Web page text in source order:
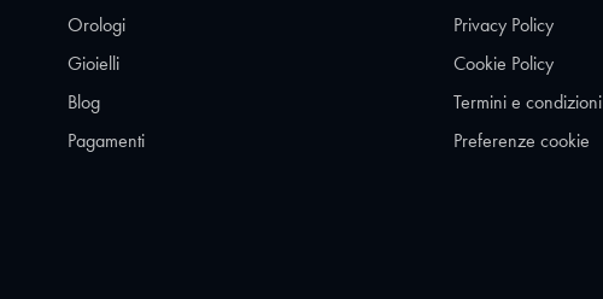
Orologi
Gioielli
Blog
Pagamenti
Privacy Policy
Cookie Policy
Termini e condizioni
Preferenze cookie